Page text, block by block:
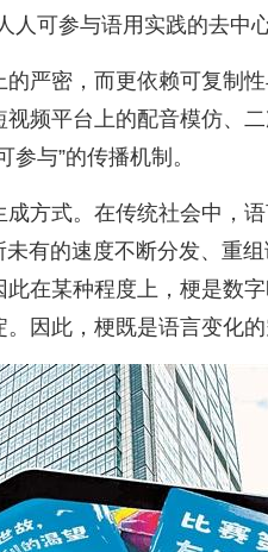
可参与语用实践的去中
严密，而更依赖可复制
频平台上的配音模仿、
与”的传播机制。
方式。在传统社会中，
有的速度不断分发、重
在某种程度上，梗是数
因此，梗既是语言变化的